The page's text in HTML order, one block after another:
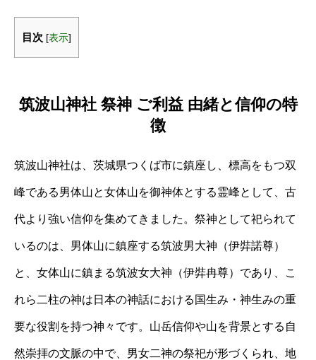
目次 [表示]
筑波山神社 祭神 ご利益 由緒と信仰の特
徴
筑波山神社は、茨城県つくば市に鎮座し、標高をもつ双
峰である男体山と女体山を御神体とする霊峰として、古
代より強い信仰を集めてきました。祭神として祀られて
いるのは、男体山に鎮座する筑波男大神（伊弉諾尊）
と、女体山に鎮まる筑波女大神（伊弉冉尊）であり、こ
れら二柱の神は日本の神話における国生み・神生みの重
要な役割を持つ神々です。山岳信仰や山を背景とする自
然崇拝の文脈の中で、男女二神の祭祀が形づくられ、地